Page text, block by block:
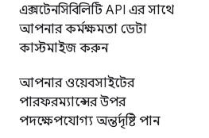
এক্সটেনসিবিলিটি API এর সাথে
আপনার কর্মক্ষমতা ডেটা
কাস্টমাইজ করুন
আপনার ওয়েবসাইটের
পারফরম্যান্সের উপর
পদক্ষেপযোগ্য অন্তর্দৃষ্টি পান